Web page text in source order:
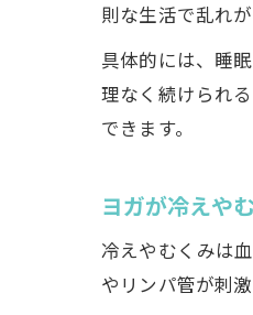
則な生活で乱れ
具体的には、睡
理なく続けられ
できます。
ヨガが冷えや
冷えやむくみは
やリンパ管が刺